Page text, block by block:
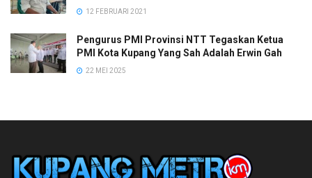
12 FEBRUARI 2021
Pengurus PMI Provinsi NTT Tegaskan Ketua
PMI Kota Kupang Yang Sah Adalah Erwin Gah
22 MEI 2025